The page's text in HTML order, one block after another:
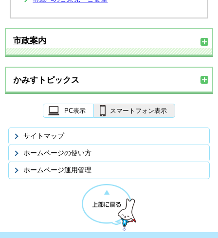
市政案内
かみすトピックス
PC表示 スマートフォン表示
サイトマップ
ホームページの使い方
ホームページ運用管理